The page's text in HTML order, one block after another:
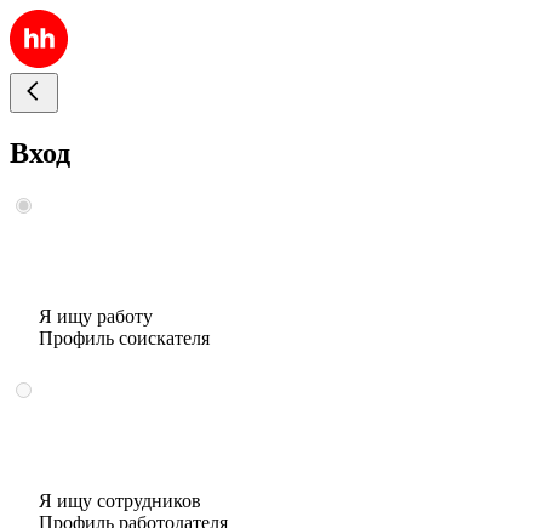
Вход
Я ищу работу
Профиль соискателя
Я ищу сотрудников
Профиль работодателя